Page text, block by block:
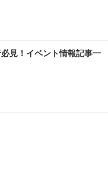
必見！イベント情報記事一